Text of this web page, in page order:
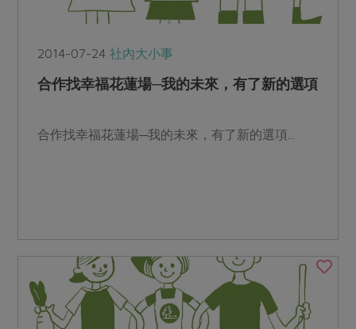
2014-07-24社內大小事
合作找幸福花蓮場─我的未來，有了新的選項
合作找幸福花蓮場─我的未來，有了新的選項...